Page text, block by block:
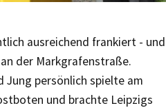
ausreichend frankiert - und
der Markgrafenstraße.
Jung persönlich spielte am
und brachte Leipzigs